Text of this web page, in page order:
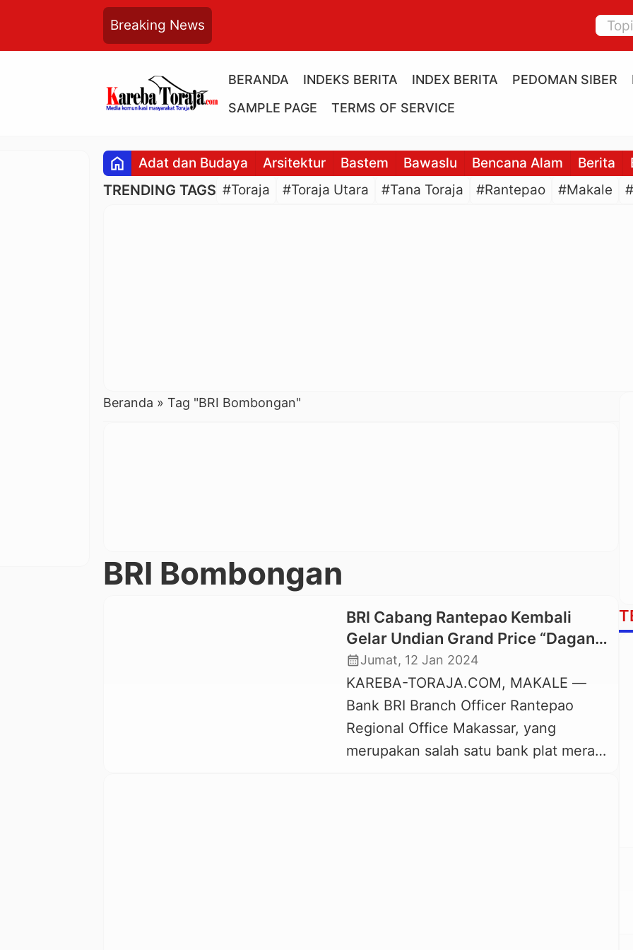
Breaking News
BERANDA INDEKS BERITA INDEX BERITA PEDOMAN SIBER
SAMPLE PAGE
TERMS OF SERVICE
home Adat dan Budaya Arsitektur Bastem Bawaslu Bencana Alam Berita
TRENDING TAGS #Toraja #Toraja Utara #Tana Toraja #Rantepao #Makale
Beranda » Tag "BRI Bombongan"
BRI Bombongan
BRI Cabang Rantepao Kembali
Gelar Undian Grand Price “Dagang
Murah Belanja Murah”
calendar_monthJumat, 12 Jan 2024
KAREBA-TORAJA.COM, MAKALE —
Bank BRI Branch Officer Rantepao
Regional Office Makassar, yang
merupakan salah satu bank plat merah